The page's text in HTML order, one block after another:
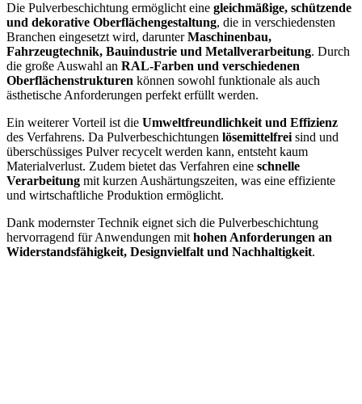
Die Pulverbeschichtung ermöglicht eine gleichmäßige, schützende
und dekorative Oberflächengestaltung, die in verschiedensten
Branchen eingesetzt wird, darunterMaschinenbau,
Fahrzeugtechnik, Bauindustrie und Metallverarbeitung. Durch
die große Auswahl an RAL-Farben und verschiedenen
Oberflächenstrukturen können sowohl funktionale als auch
ästhetische Anforderungen perfekt erfüllt werden.
Ein weiterer Vorteil ist die Umweltfreundlichkeit und Effizienz
des Verfahrens. Da Pulverbeschichtungen lösemittelfrei sind und
überschüssiges Pulver recycelt werden kann, entsteht kaum
Materialverlust. Zudem bietet das Verfahren eine schnelle
Verarbeitung mit kurzen Aushärtungszeiten, was eine effiziente
und wirtschaftliche Produktion ermöglicht.
Dank modernster Technik eignet sich die Pulverbeschichtung
hervorragend für Anwendungen mit hohen Anforderungen an
Widerstandsfähigkeit, Designvielfalt und Nachhaltigkeit.